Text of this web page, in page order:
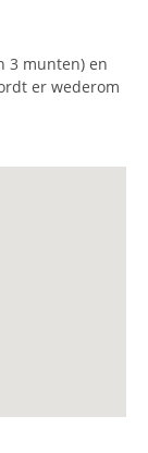
3 munten) en
er wederom